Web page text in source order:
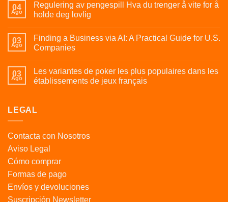
04
Ago
Regulering av pengespill Hva du trenger å vite for å
holde deg lovlig
03
Ago
Finding a Business via AI: A Practical Guide for U.S.
Companies
03
Ago
Les variantes de poker les plus populaires dans les
établissements de jeux français
LEGAL
Contacta con Nosotros
Aviso Legal
Cómo comprar
Formas de pago
Envíos y devoluciones
Suscripción Newsletter